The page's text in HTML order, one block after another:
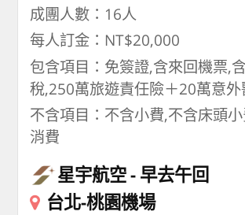
成團人數：16人
每人訂金：NT$20,000
包含項目：免簽證,含來回機票,
稅,250萬旅遊責任險＋20萬意外
不含項目：不含小費,不含床頭
消費
星宇航空 早去午回
台北-桃園機場